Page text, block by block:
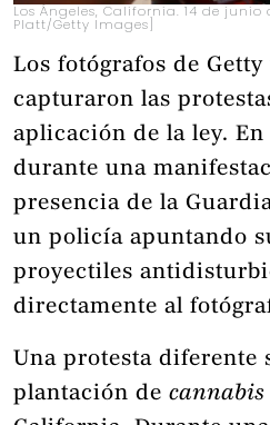
Los Ángeles, California. 14 de junio
Platt/Getty Images]
Los fotógrafos de
capturaron las
aplicación de la ley. En
durante una
presencia de la
un policía apuntando
proyectiles
directamente al
Una protesta diferente
plantación de cannabis